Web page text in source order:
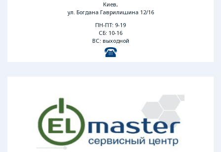
Киев,
ул. Богдана Гаврилишина 12/16
ПН-ПТ: 9-19
СБ: 10-16
ВС: выходной